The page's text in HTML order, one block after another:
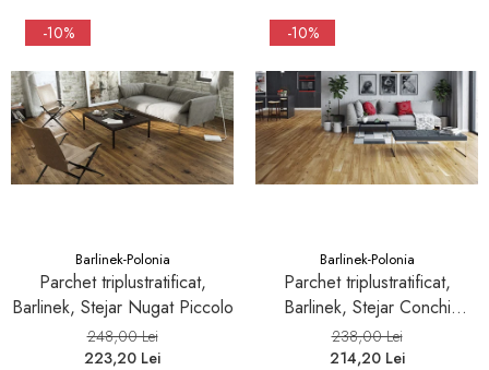
-10%
Barlinek-Polonia
Parchet triplustratificat,
Barlinek, Stejar Nugat Piccolo
248,00 Lei
223,20 Lei
-10%
Barlinek-Polonia
Parchet triplustratificat,
Barlinek, Stejar Conchi
Piccolo
238,00 Lei
214,20 Lei